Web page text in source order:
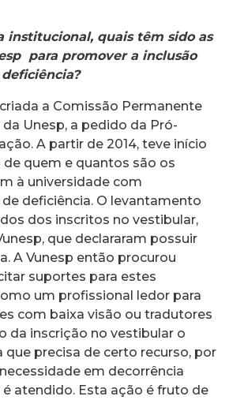
institucional, quais têm sido as
para promover a inclusão
deficiência?
criada a Comissão Permanente
Unesp, a pedido da Pró-
A partir de 2014, teve início
quem e quantos são os
à universidade com
deficiência. O levantamento
dos inscritos no vestibular,
que declararam possuir
A Vunesp então procurou
suportes para estes
um profissional ledor para
com baixa visão ou tradutores
da inscrição no vestibular o
que precisa de certo recurso, por
em decorrência
é atendido. Esta ação é fruto de